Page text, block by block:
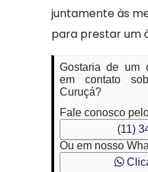
juntamente às
para prestar um
Gostaria de um
em contato
Curuçá?
Fale conosco
(11)
Ou em nosso